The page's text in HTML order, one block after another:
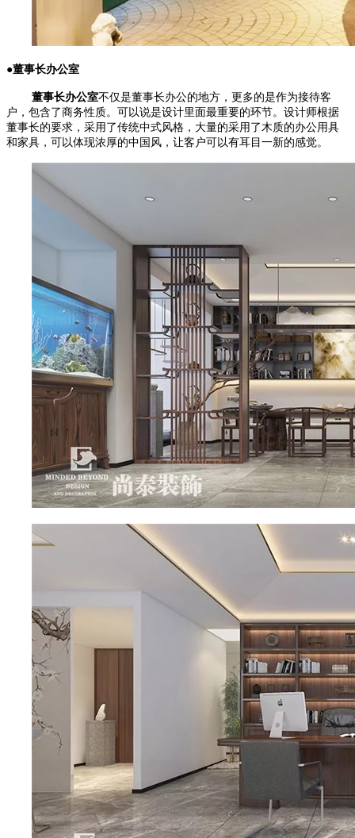
●董事长办公室
董事长办公室不仅是董事长办公的地方，更多的是作为接待客
户，包含了商务性质。可以说是设计里面最重要的环节。设计师根据
董事长的要求，采用了传统中式风格，大量的采用了木质的办公用具
和家具，可以体现浓厚的中国风，让客户可以有耳目一新的感觉。